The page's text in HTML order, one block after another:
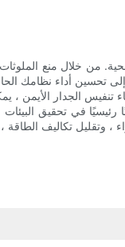
من خلال منع
أداء نظامك
في تحقيق البيئات